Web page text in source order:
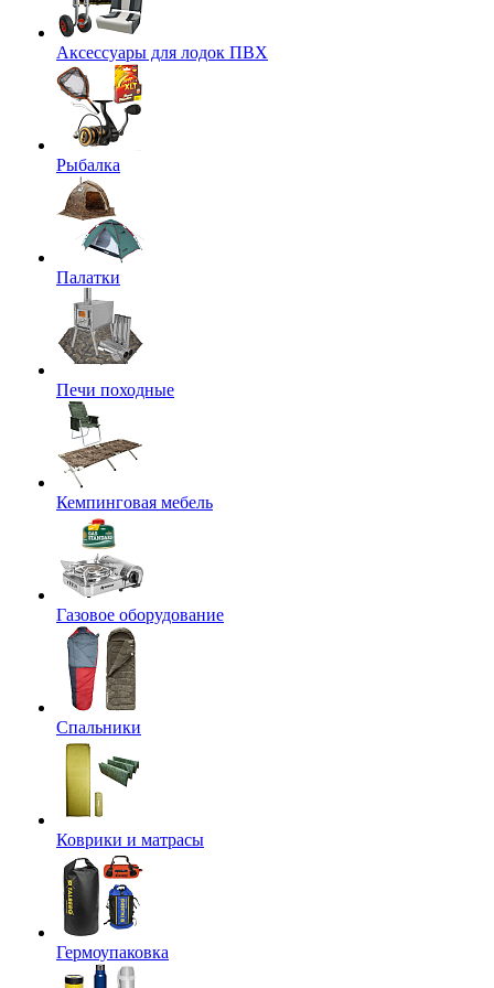
Аксессуары для лодок ПВХ
Рыбалка
Палатки
Печи походные
Кемпинговая мебель
Газовое оборудование
Спальники
Коврики и матрасы
Гермоупаковка